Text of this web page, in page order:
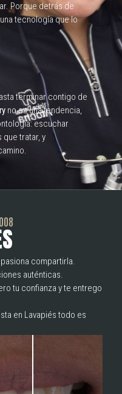
Porque detrás de
tecnología que lo
terminar contigo de
no es una tendencia,
escuchar
que tratar, y
S
compartirla.
auténticas.
tu confianza y te entrego
en Lavapiés todo es